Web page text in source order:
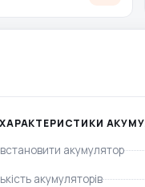
ХАРАКТЕРИСТИКИ
акумулятор
акумуляторів